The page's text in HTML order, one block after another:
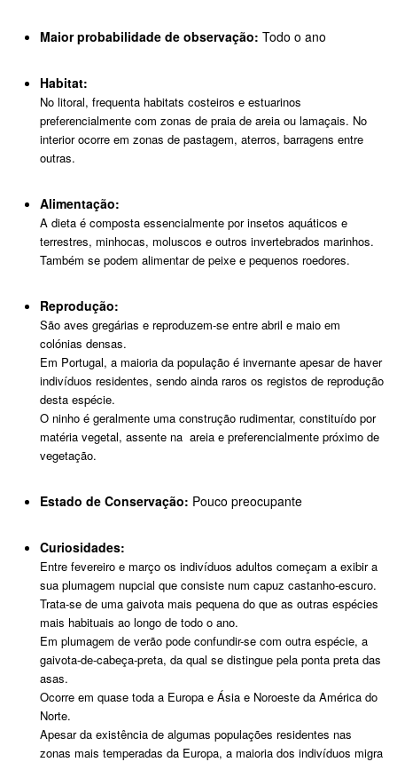
Maior probabilidade de observação: Todo o ano
Habitat:
No litoral, frequenta habitats costeiros e estuarinos
preferencialmente com zonas de praia de areia ou lamaçais. No
interior ocorre em zonas de pastagem, aterros, barragens entre
outras.
Alimentação:
A dieta é composta essencialmente por insetos aquáticos e
terrestres, minhocas, moluscos e outros invertebrados marinhos.
Também se podem alimentar de peixe e pequenos roedores.
Reprodução:
São aves gregárias e reproduzem-se entre abril e maio em
colónias densas.
Em Portugal, a maioria da população é invernante apesar de haver
indivíduos residentes, sendo ainda raros os registos de reprodução
desta espécie.
O ninho é geralmente uma construção rudimentar, constituído por
matéria vegetal, assente na areia e preferencialmente próximo de
vegetação.
Estado de Conservação: Pouco preocupante
Curiosidades:
Entre fevereiro e março os indivíduos adultos começam a exibir a
sua plumagem nupcial que consiste num capuz castanho-escuro.
Trata-se de uma gaivota mais pequena do que as outras espécies
mais habituais ao longo de todo o ano.
Em plumagem de verão pode confundir-se com outra espécie, a
gaivota-de-cabeça-preta, da qual se distingue pela ponta preta das
asas.
Ocorre em quase toda a Europa e Ásia e Noroeste da América do
Norte.
Apesar da existência de algumas populações residentes nas
zonas mais temperadas da Europa, a maioria dos indivíduos migra